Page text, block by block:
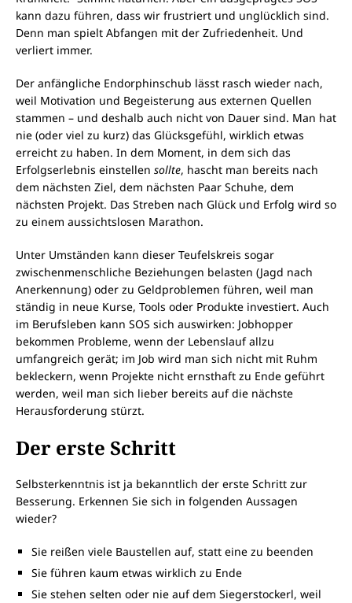
kann dazu führen, dass wir frustriert und unglücklich sind.
Denn man spielt Abfangen mit der Zufriedenheit. Und
verliert immer.
Der anfängliche Endorphinschub lässt rasch wieder nach,
weil Motivation und Begeisterung aus externen Quellen
stammen – und deshalb auch nicht von Dauer sind. Man hat
nie (oder viel zu kurz) das Glücksgefühl, wirklich etwas
erreicht zu haben. In dem Moment, in dem sich das
Erfolgserlebnis einstellen sollte, hascht man bereits nach
dem nächsten Ziel, dem nächsten Paar Schuhe, dem
nächsten Projekt. Das Streben nach Glück und Erfolg wird so
zu einem aussichtslosen Marathon.
Unter Umständen kann dieser Teufelskreis sogar
zwischenmenschliche Beziehungen belasten (Jagd nach
Anerkennung) oder zu Geldproblemen führen, weil man
ständig in neue Kurse, Tools oder Produkte investiert. Auch
im Berufsleben kann SOS sich auswirken: Jobhopper
bekommen Probleme, wenn der Lebenslauf allzu
umfangreich gerät; im Job wird man sich nicht mit Ruhm
bekleckern, wenn Projekte nicht ernsthaft zu Ende geführt
werden, weil man sich lieber bereits auf die nächste
Herausforderung stürzt.
Der erste Schritt
Selbsterkenntnis ist ja bekanntlich der erste Schritt zur
Besserung. Erkennen Sie sich in folgenden Aussagen
wieder?
Sie reißen viele Baustellen auf, statt eine zu beenden
Sie führen kaum etwas wirklich zu Ende
Sie stehen selten oder nie auf dem Siegerstockerl, weil